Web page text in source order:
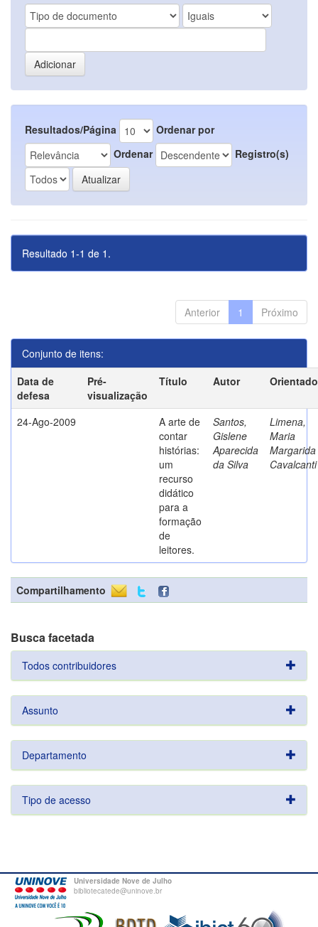
Resultados/Página
Ordenar por
Ordenar
Registro(s)
Resultado 1-1 de 1.
Anterior 1 Próximo
Conjunto de itens:
Data de
defesa
Pré-
visualização
Título Autor
24-Ago-2009
A arte de
contar
histórias:
um
recurso
didático
para a
formação
de
leitores.
Santos,
Gislene
Aparecida
da Silva
Limena,
Maria
Margarida
Cavalcanti
Compartilhamento
Busca facetada
Todos contribuidores
Assunto
Departamento
Tipo de acesso
Universidade Nove de Julho
bibliotecatede@uninove.br